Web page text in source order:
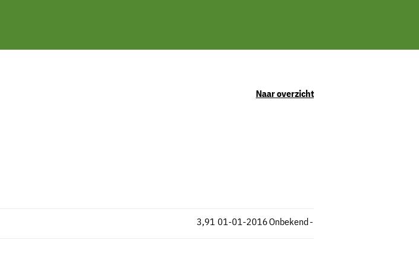
Naar overzicht
Onbekend
3,91 -
01-01-2016